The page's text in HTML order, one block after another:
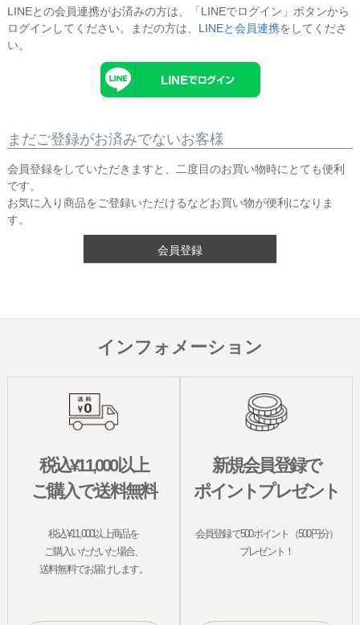
LINEとの会員連携がお済みの方は、「LINEでログイン」ボタンから
ログインしてください。まだの方は、 LINEと会員連携をしてくださ
い。
まだご登録がお済みでないお客様
会員登録をしていただきますと、二度目のお買い物時にとても便利
です。
お気に入り商品をご登録いただけるなどお買い物が便利になりま
す。
会員登録
インフォメーション
税込¥11,000以上
ご購入で送料無料
税込¥11,000以上商品を
ご購入いただいた場合、
送料無料でお届けします。
新規会員登録で
ポイントプレゼント
会員登録で500ポイント（500円分）
プレゼント！